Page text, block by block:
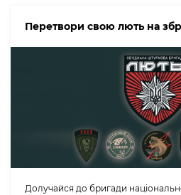
Перетвори свою лють на
Долучайся до бригади